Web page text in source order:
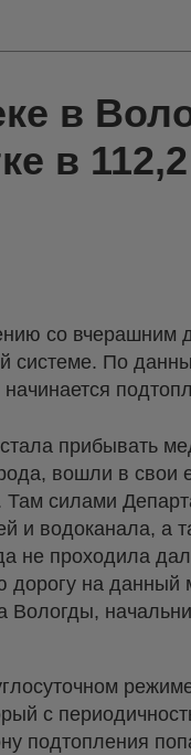
в
в
со вчерашним
системе. По
прибывать
вошли в свои
силами
и водоканала, а
не проходила
на данный
с
подтопления